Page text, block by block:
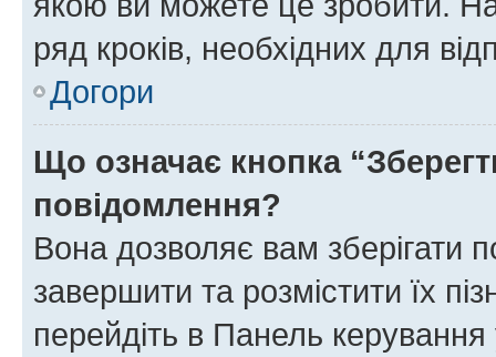
ряд кроків, необхідних для
Догори
Що означає кнопка
повідомлення?
Вона дозволяє вам зберігати
завершити та розмістити їх
перейдіть в Панель керування